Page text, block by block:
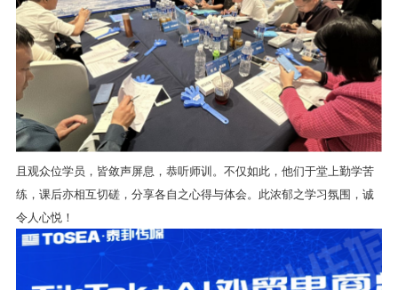
且观众位学员，皆敛声屏息，恭听师训。不仅如此，他们于堂上勤学苦
练，课后亦相互切磋，分享各自之心得与体会。此浓郁之学习氛围，诚
令人心悦！